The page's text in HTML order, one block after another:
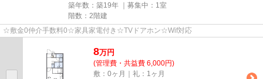
築年数：築19年 ｜募集中： 1室
階数：2階建
☆敷金0仲介手数料0☆家具家電付き☆TVドアホン☆Wif対応
8万円
(管理費・共益費 6,000円)
敷：0ヶ月｜礼：1ヶ月